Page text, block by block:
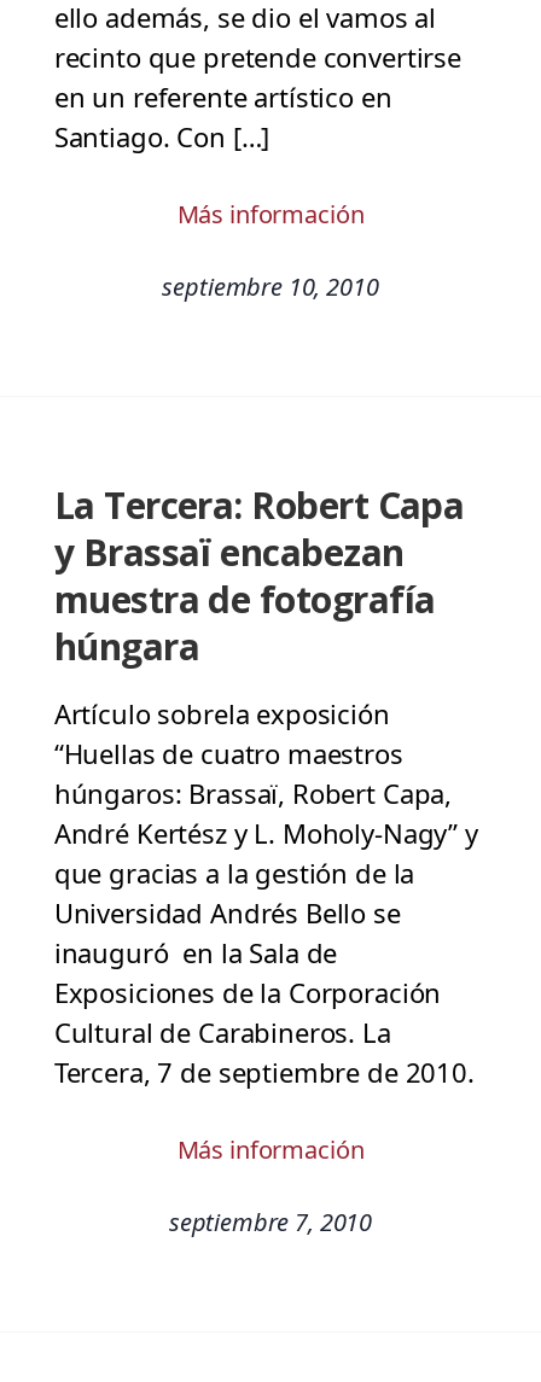
ello además, se dio el vamos al
recinto que pretende convertirse
en un referente artístico en
Santiago. Con […]
Más información
septiembre 10, 2010
La Tercera: Robert Capa
y Brassaï encabezan
muestra de fotografía
húngara
Artículo sobrela exposición
“Huellas de cuatro maestros
húngaros: Brassaï, Robert Capa,
André Kertész y L. Moholy-Nagy” y
que gracias a la gestión de la
Universidad Andrés Bello se
inauguró en la Sala de
Exposiciones de la Corporación
Cultural de Carabineros. La
Tercera, 7 de septiembre de 2010.
Más información
septiembre 7, 2010